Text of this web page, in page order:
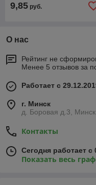
9,85 руб.
О нас
Рейтинг не
Менее 5 отзывов за
Работает с
г. Минск
д. Боровая д.3,
Контакты
Сегодня работает с
Показать весь